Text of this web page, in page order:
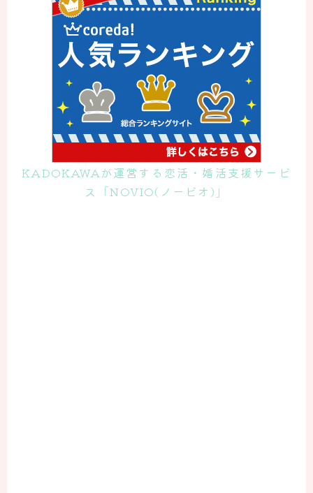
KADOKAWAが運営する恋活・婚活支援サービ
ス「NOVIO(ノービオ)」